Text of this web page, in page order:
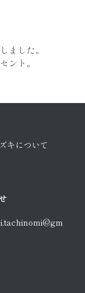
ました。
ント。
キについて